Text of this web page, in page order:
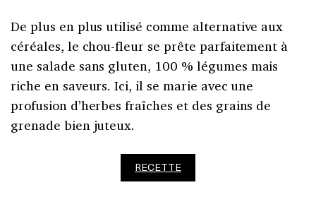
De plus en plus utilisé comme alternative aux
céréales, le chou-fleur se prête parfaitement à
une salade sans gluten, 100 % légumes mais
riche en saveurs. Ici, il se marie avec une
profusion d’herbes fraîches et des grains de
grenade bien juteux.
RECETTE